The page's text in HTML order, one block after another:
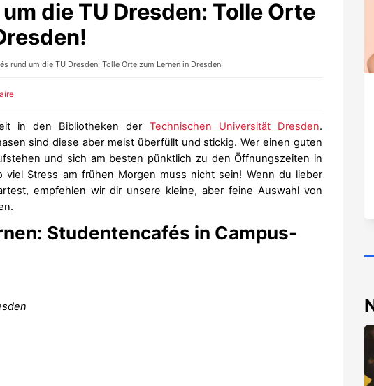
die TU Dresden: Tolle Orte
rund um die TU Dresden: Tolle Orte zum Lernen in Dresden!
in den Bibliotheken der Technischen Universität Dresden.
sind diese aber meist überfüllt und stickig. Wer einen guten
und sich am besten pünktlich zu den Öffnungszeiten in
viel Stress am frühen Morgen muss nicht sein! Wenn du lieber
empfehlen wir dir unsere kleine, aber feine Auswahl von
Studentencafés in Campus-